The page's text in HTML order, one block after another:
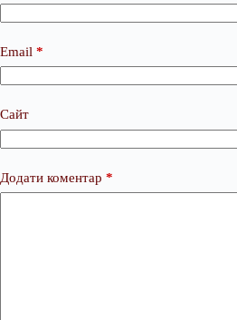
Email *
Сайт
Додати коментар *